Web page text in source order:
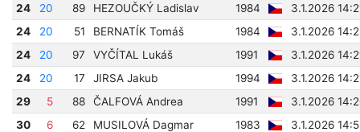
24
20 89 HEZOUČKÝ Ladislav 1984
3.1.2026
24
20 51 BERNATÍK Tomáš 1984
3.1.2026
24
20 97 VYČÍTAL Lukáš 1991
3.1.2026
24
20 17 JIRSA Jakub 1994
3.1.2026
29
5 88 ČALFOVÁ Andrea 1991
3.1.2026
30
6 62 MUSILOVÁ Dagmar 1983
3.1.2026